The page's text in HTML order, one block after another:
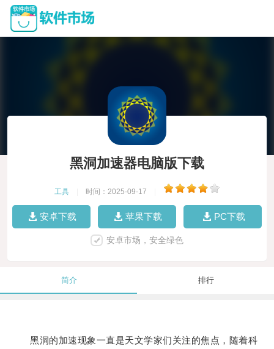
黑洞加速器电脑版下载
工具 时间：2025-09-17
安卓下载 苹果下载 PC下载
安卓市场，安全绿色
简介 排行
黑洞的加速现象一直是天文学家们关注的焦点，随着科